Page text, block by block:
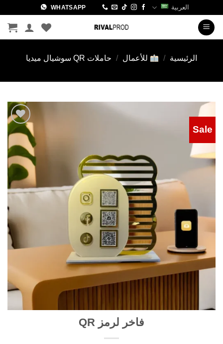
للمحتوى
العربية WHATSAPP
الرئيسية / للأعمال / حاملات QR سوشيال ميديا
Sale
Add to
wishlist
فاخر لرمز QR